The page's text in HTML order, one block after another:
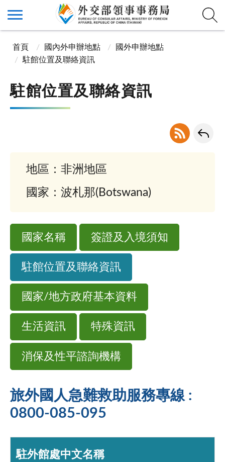
首頁 國內外申辦地點
國外申辦地點
駐館位置及聯絡資訊
駐館位置及聯絡資訊
地區：非洲地區
國家：波札那(Botswana)
國家名稱 簽證及入境須知
駐館位置及聯絡資訊
國家/地方政府基本資料
生活資訊 特殊資訊
消保及性平諮詢機構
旅外國人急難救助服務專線 :
0800-085-095
駐外館處中文名稱